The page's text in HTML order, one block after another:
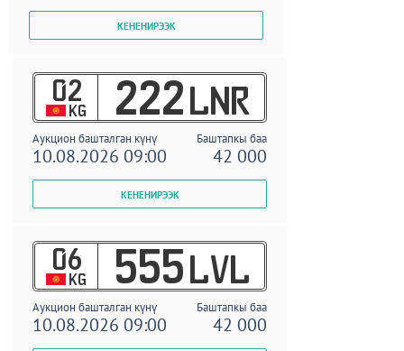
02
KG 222 LNR
Аукцион башталган күнү Баштапкы баа
10.08.2026 09:00 42 000
06
KG 555 LVL
Аукцион башталган күнү Баштапкы баа
10.08.2026 09:00 42 000